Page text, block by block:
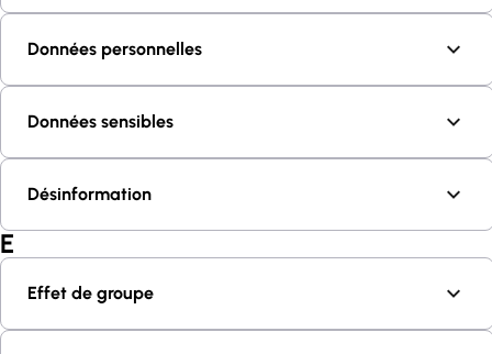
Données personnelles
Données sensibles
Désinformation
E
Effet de groupe